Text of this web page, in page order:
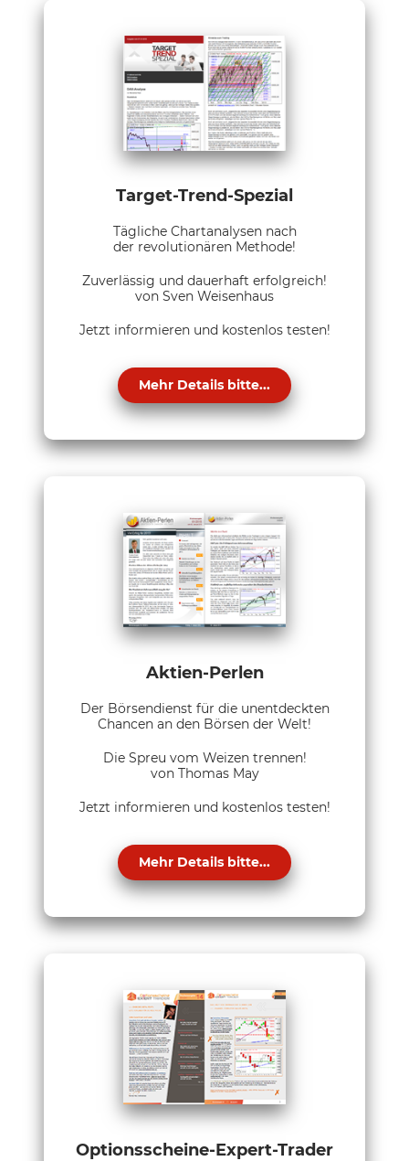
Target-Trend-Spezial
Tägliche Chartanalysen nach
der revolutionären Methode!
Zuverlässig und dauerhaft erfolgreich!
von Sven Weisenhaus
Jetzt informieren und kostenlos testen!
Mehr Details bitte...
Aktien-Perlen
Der Börsendienst für die unentdeckten
Chancen an den Börsen der Welt!
Die Spreu vom Weizen trennen!
von Thomas May
Jetzt informieren und kostenlos testen!
Mehr Details bitte...
Optionsscheine-Expert-Trader